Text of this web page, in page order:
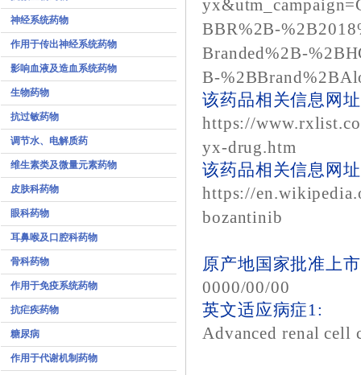
神经系统药物
作用于传出神经系统药物
影响血液及造血系统药物
生物药物
抗过敏药物
调节水、电解质药
维生素类及微量元素药物
皮肤科药物
眼科药物
耳鼻喉及口腔科药物
骨科药物
作用于免疫系统药物
抗疟疾药物
糖尿病
作用于代谢机制药物
BBR%2B-
Branded%2B-
B-
该药品相关信息网
https://
yx-drug.htm
该药品相关信息网
https://
bozantinib
原产地国家批准上
0000/00/00
英文适应病症1:
Advanced renal cell